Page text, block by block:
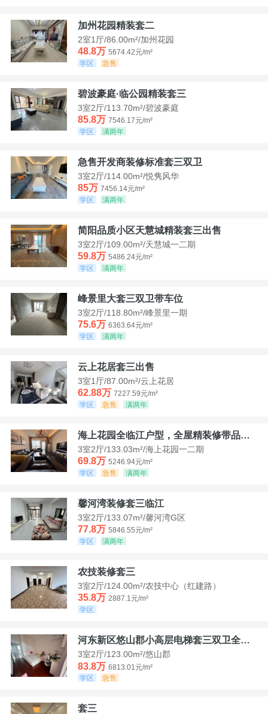
加州花园精装套二
2室1厅/86.00m²/加州花园
48.8万 5674.42元/m²
学区
急售
碧波豪庭·临公园精装套三
3室2厅/113.70m²/碧波豪庭
85.8万 7546.17元/m²
学区
满两年
急售开发商装修标准套三双卫
3室2厅/114.00m²/悦隽风华
85万 7456.14元/m²
学区
满两年
简阳品质小区天慧城精装套三出售
3室2厅/109.00m²/天慧城一二期
59.8万 5486.24元/m²
学区
满两年
峰景里大套三双卫带车位
3室2厅/118.80m²/峰景里一期
75.6万 6363.64元/m²
学区
满两年
云上花居套三出售
3室1厅/87.00m²/云上花居
62.88万 7227.59元/m²
学区
急售 满两年
海上花园全临江户型，全屋精装修带品牌家具家电，诚意出售！
3室2厅/133.03m²/海上花园一二期
69.8万 5246.94元/m²
学区
急售 满两年
馨河湾装修套三临江
3室2厅/133.07m²/馨河湾G区
77.8万 5846.55元/m²
学区
满两年
农技装修套三
3室2厅/124.00m²/农技中心（红建路）
35.8万 2887.1元/m²
学区
河东新区悠山郡小高层电梯套三双卫全装带家具家电
3室2厅/123.00m²/悠山郡
83.8万 6813.01元/m²
学区
急售
套三